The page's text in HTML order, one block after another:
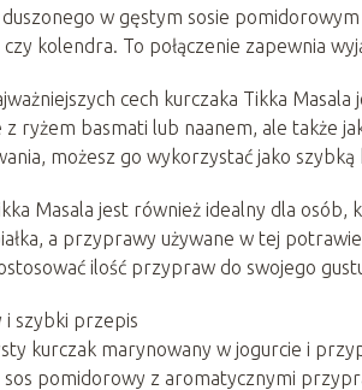
w gęstym sosie
czy kolendra. To połączenie zapewnia
cech kurczaka Tikka
z ryżem basmati lub naanem, ale także
możesz go wykorzystać jako szybką
Masala jest również idealny dla
a przyprawy używane w tej
ilość przypraw do swojego
i szybki przepis
kurczak marynowany w jogurcie i
sos pomidorowy z aromatycznymi